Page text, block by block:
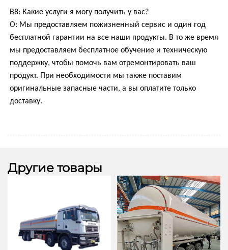
В8: Какие услуги я могу получить у вас?
О: Мы предоставляем пожизненный сервис и один год
бесплатной гарантии на все наши продукты. В то же время
мы предоставляем бесплатное обучение и техническую
поддержку, чтобы помочь вам отремонтировать ваш
продукт. При необходимости мы также поставим
оригинальные запасные части, а вы оплатите только
доставку.
Другие товары